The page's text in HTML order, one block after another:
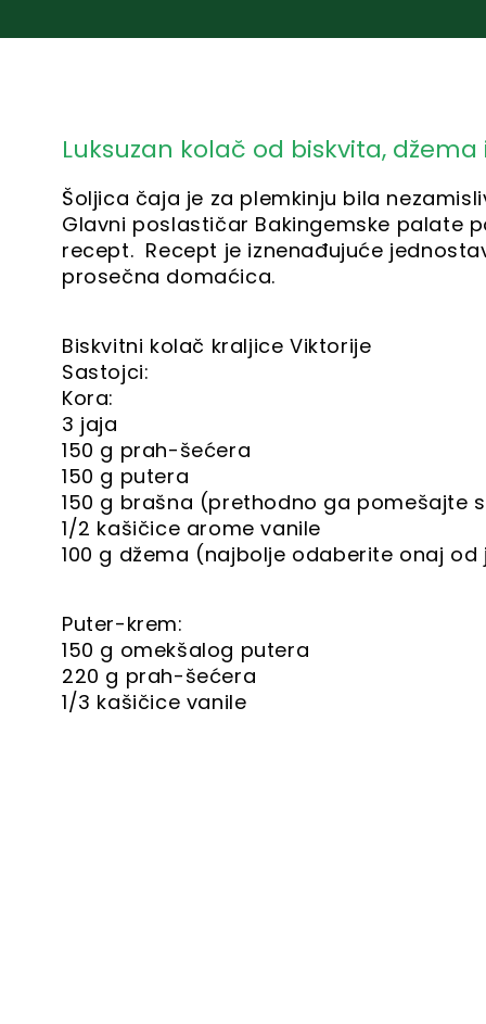
Luksuzan kolač od biskvita,
Šoljica čaja je za plemkinju bila
Glavni poslastičar Bakingemske palate
recept. Recept je iznenađujuće
prosečna domaćica.
Biskvitni kolač kraljice Viktorije
Sastojci:
Kora:
3 jaja
150 g prah-šećera
150 g putera
150 g brašna (prethodno ga pomešajte
1/2 kašičice arome vanile
100 g džema (najbolje odaberite onaj
Puter-krem:
150 g omekšalog putera
220 g prah-šećera
1/3 kašičice vanile